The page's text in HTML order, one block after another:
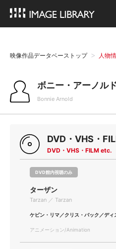
映像作品データベーストップ 人物
ボニー・アーノル
Bonnie Arnold
DVD・VHS・
DVD・VHS・FILM etc.
DVD館内視聴のみ
ターザン
Tarzan ／ Tarzan
ケビン・リマ／クリス・バック／ディ
アニメーション/Animation